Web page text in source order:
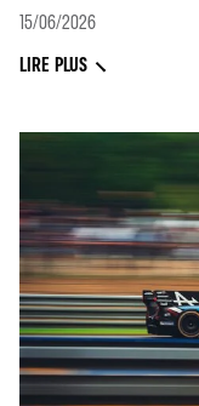
15/06/2026
LIRE PLUS